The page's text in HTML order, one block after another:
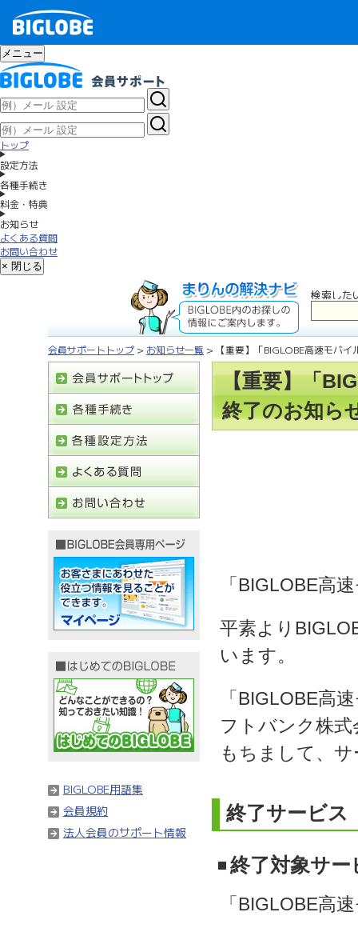
メニュー
トップ
設定方法
各種手続き
料金・特典
お知らせ
よくある質問
お問い合わせ
× 閉じる
検索した
会員サポートトップ > お知らせ一覧 > 【重要】「BIGLOBE高速モバ
【重要】「
終了のお知ら
「BIGLOBE高
平素より
います。
「BIGLOBE高
フトバンク株
もちまして、
終了サービス
終了対象サー
「BIGLOBE高
BIGLOBE用語集
会員規約
法人会員のサポート情報